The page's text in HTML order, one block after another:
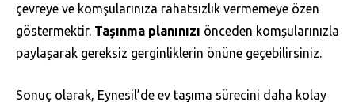
çevreye ve komşularınıza rahatsızlık vermemeye özen
göstermektir. Taşınma planınızı önceden komşularınızla
paylaşarak gereksiz gerginliklerin önüne geçebilirsiniz.
Sonuç olarak, Eynesil’de ev taşıma sürecini daha kolay